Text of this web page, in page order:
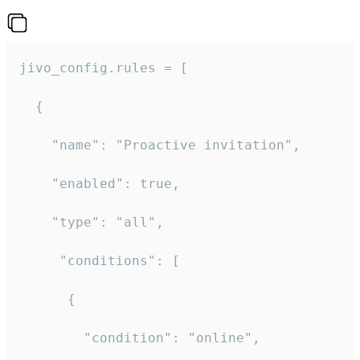
jivo_config.rules = [
  {
    "name": "Proactive invitation",
    "enabled": true,
    "type": "all",
     "conditions": [
      {
        "condition": "online",